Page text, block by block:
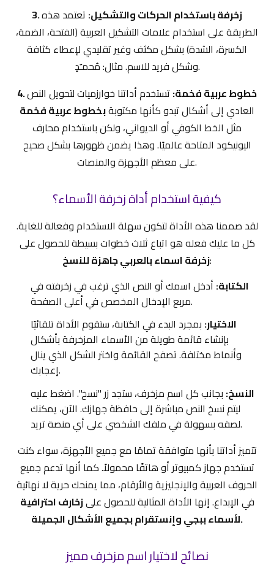
3. زخرفة باستخدام الحركات والتشكيل: تعتمد هذه
الطريقة على استخدام علامات التشكيل العربية (الفتحة، الضمة،
الكسرة، الشدة) بشكل مكثف وغير تقليدي لإعطاء كثافة
وشكل فريد للاسم. مثال: مُحمـٌدٍ.
4. خطوط عربية فخمة: تستخدم أداتنا خوارزميات لتحويل النص
العادي إلى أشكال تبدو كأنها مكتوبةبخطوط عربية فخمة
مثل الخط الكوفي أو الديواني، ولكن باستخدام محارف
اليونيكود المتاحة عالميًا. وهذا يضمن ظهورها بشكل صحيح
على معظم الأجهزة والمنصات.
كيفية استخدام أداة زخرفة الأسماء؟
لقد صممنا هذه الأداة لتكون سهلة الاستخدام وفعالة للغاية.
كل ما عليك فعله هو اتباع ثلاث خطوات بسيطة للحصول على
زخرفة اسماء بالعربي جاهزة للنسخ:
الكتابة: أدخل اسمك أو النص الذي ترغب في زخرفته في
مربع الإدخال المخصص في أعلى الصفحة.
الاختيار: بمجرد البدء في الكتابة، ستقوم الأداة تلقائيًا
بإنشاء قائمة طويلة من الأسماء المزخرفة بأشكال
وأنماط مختلفة. تصفح القائمة واختر الشكل الذي ينال
إعجابك.
النسخ: بجانب كل اسم مزخرف، ستجد زر "نسخ". اضغط عليه
ليتم نسخ النص مباشرة إلى حافظة جهازك. الآن، يمكنك
لصقه بسهولة في ملفك الشخصي على أي منصة تريد.
تتميز أداتنا بأنها متوافقة تمامًا مع جميع الأجهزة، سواء كنت
تستخدم جهاز كمبيوتر أو هاتفًا محمولاً. كما أنها تدعم جميع
الحروف العربية والإنجليزية والأرقام، مما يمنحك حرية لا نهائية
في الإبداع. إنها الأداة المثالية للحصول علىزخارف احترافية
لأسماء ببجي وإنستقرام بجميع الأشكال الجميلة.
نصائح لاختيار اسم مزخرف مميز